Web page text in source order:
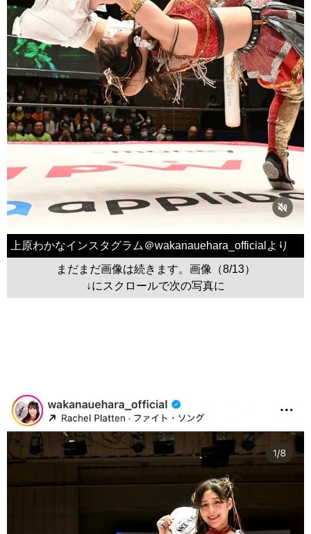
上原わかなインスタグラム＠wakanauehara_officialより
まだまだ画像は続きます。画像（8/13）
↓にスクロールで次の写真に